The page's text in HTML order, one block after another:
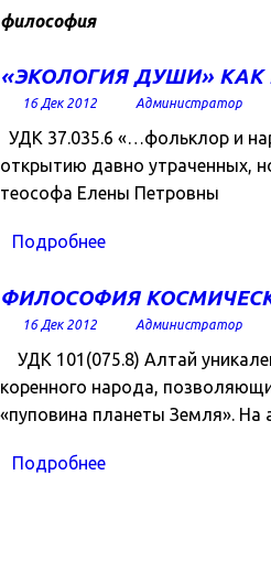
философия
«ЭКОЛОГИЯ ДУШИ»
16 Дек 2012 Администратор
УДК 37.035.6 «…фольклор и
открытию давно утраченных,
теософа Елены Петровны
Подробнее
ФИЛОСОФИЯ
16 Дек 2012 Администратор
УДК 101(075.8) Алтай
коренного народа,
«пуповина планеты Земля». На
Подробнее